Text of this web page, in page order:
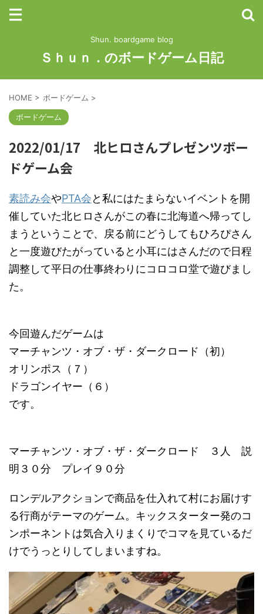
Shun. boardgame blog
Ｓｈｕｎ．のボードゲーム日記
HOME > ボードゲーム >
ボードゲーム
2022/01/17 北ヒロさんプレゼンツボー
ドゲーム会
素読み会やPTA会と私にはたまらないイベントを開
催していた北ヒロさんがこの春に北海道へ帰ってし
まうということで、戻る前にどうしてもひろぴさん
と一度遊びたがっていると小耳にはさんだので日程
調整して平日の仕事終わりにコロコロ堂で遊びまし
た。
今回遊んだゲームは
マーチャンツ・オブ・ザ・ダークロード（初）
オリンポス（７）
ドラゴンイヤー（６）
です。
マーチャンツ・オブ・ザ・ダークロード ３人 説
明３０分 プレイ９０分
ロンデルアクションで商品を仕入れて村にお届けす
る行商がテーマのゲーム。キックスターター発のコ
ンポーネントは気合入りまくりでコマを見ているだ
けでうっとりしてしまいますね。